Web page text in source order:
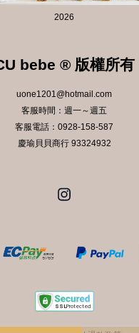
2026
bebe ® 版權所有
uone1201@hotmail.com
客服時間：週一～週五
客服電話：0928-158-587
慶瑜貝貝商行 93324932